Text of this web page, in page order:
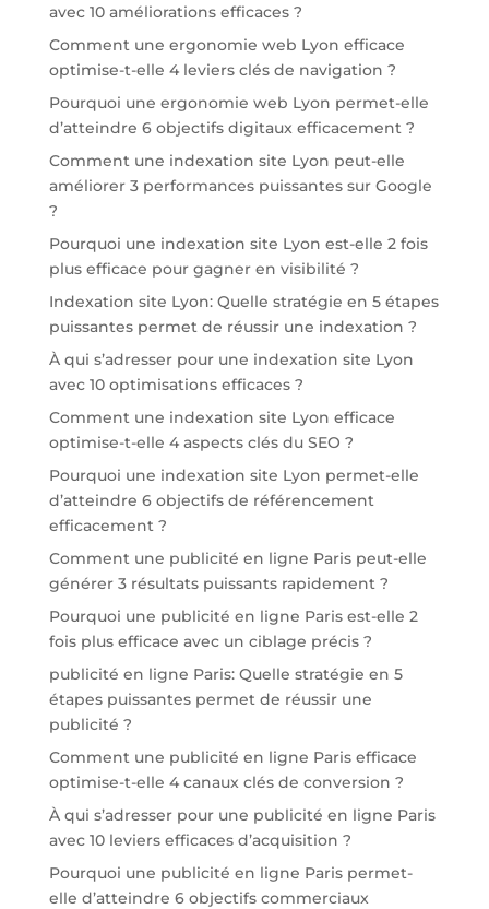
avec 10 améliorations efficaces ?
Comment une ergonomie web Lyon efficace
optimise-t-elle 4 leviers clés de navigation ?
Pourquoi une ergonomie web Lyon permet-elle
d’atteindre 6 objectifs digitaux efficacement ?
Comment une indexation site Lyon peut-elle
améliorer 3 performances puissantes sur Google
?
Pourquoi une indexation site Lyon est-elle 2 fois
plus efficace pour gagner en visibilité ?
Indexation site Lyon: Quelle stratégie en 5 étapes
puissantes permet de réussir une indexation ?
À qui s’adresser pour une indexation site Lyon
avec 10 optimisations efficaces ?
Comment une indexation site Lyon efficace
optimise-t-elle 4 aspects clés du SEO ?
Pourquoi une indexation site Lyon permet-elle
d’atteindre 6 objectifs de référencement
efficacement ?
Comment une publicité en ligne Paris peut-elle
générer 3 résultats puissants rapidement ?
Pourquoi une publicité en ligne Paris est-elle 2
fois plus efficace avec un ciblage précis ?
publicité en ligne Paris: Quelle stratégie en 5
étapes puissantes permet de réussir une
publicité ?
Comment une publicité en ligne Paris efficace
optimise-t-elle 4 canaux clés de conversion ?
À qui s’adresser pour une publicité en ligne Paris
avec 10 leviers efficaces d’acquisition ?
Pourquoi une publicité en ligne Paris permet-
elle d’atteindre 6 objectifs commerciaux